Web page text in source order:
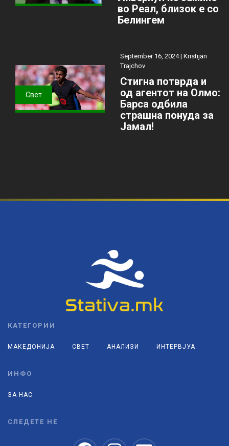
во Реал, близок е со
Белингем
Свет
September 16, 2024 | Kristijan
Trajchov
Стигна потврда и
од агентот на Олмо:
Барса одбила
страшна понуда за
Јамал!
КАТЕГОРИИ
МАКЕДОНИЈА СВЕТ АНАЛИЗИ ИНТЕРВЈУА
ИНФО
ЗА НАС
СЛЕДЕТЕ НЕ